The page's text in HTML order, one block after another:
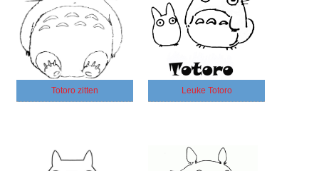
Totoro zitten Leuke Totoro